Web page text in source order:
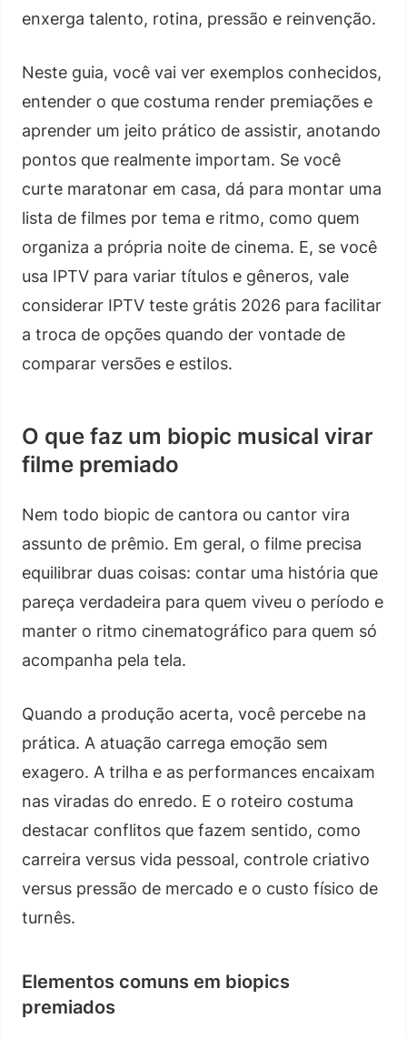
enxerga talento, rotina, pressão e reinvenção.
Neste guia, você vai ver exemplos conhecidos,
entender o que costuma render premiações e
aprender um jeito prático de assistir, anotando
pontos que realmente importam. Se você
curte maratonar em casa, dá para montar uma
lista de filmes por tema e ritmo, como quem
organiza a própria noite de cinema. E, se você
usa IPTV para variar títulos e gêneros, vale
considerar IPTV teste grátis 2026 para facilitar
a troca de opções quando der vontade de
comparar versões e estilos.
O que faz um biopic musical virar
filme premiado
Nem todo biopic de cantora ou cantor vira
assunto de prêmio. Em geral, o filme precisa
equilibrar duas coisas: contar uma história que
pareça verdadeira para quem viveu o período e
manter o ritmo cinematográfico para quem só
acompanha pela tela.
Quando a produção acerta, você percebe na
prática. A atuação carrega emoção sem
exagero. A trilha e as performances encaixam
nas viradas do enredo. E o roteiro costuma
destacar conflitos que fazem sentido, como
carreira versus vida pessoal, controle criativo
versus pressão de mercado e o custo físico de
turnês.
Elementos comuns em biopics
premiados